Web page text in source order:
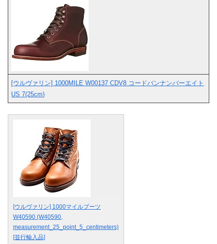
[ウルヴァリン] 1000MILE W00137 CDV8 コードバンナンバーエイト
US 7(25cm)
[ウルヴァリン] 1000マイルブーツ
W40590 (W40590,
measurement_25_point_5_centimeters)
[並行輸入品]